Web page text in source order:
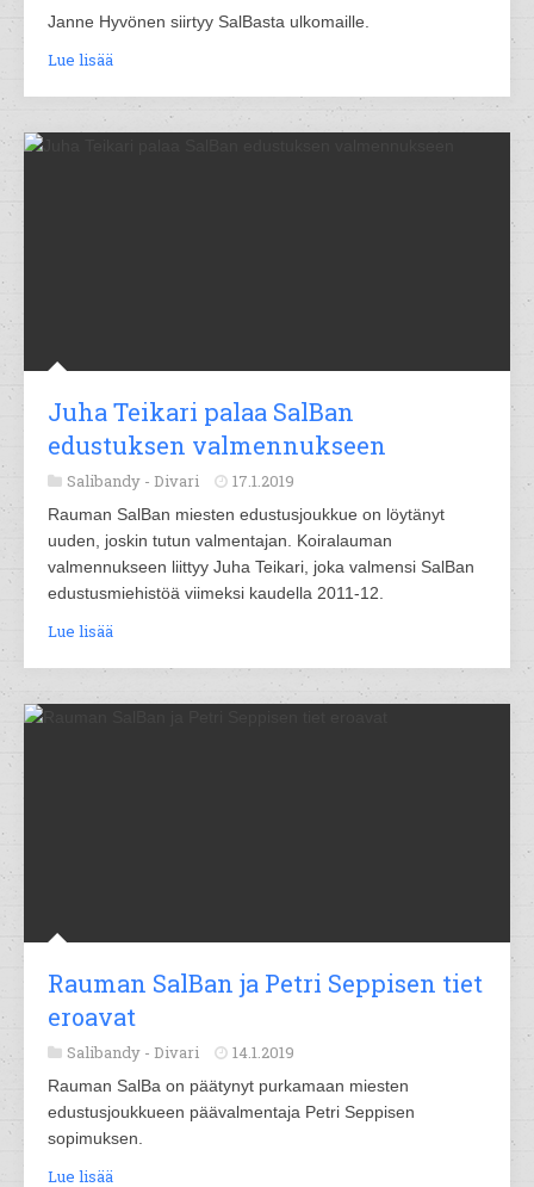
Janne Hyvönen siirtyy SalBasta ulkomaille.
Lue lisää
Juha Teikari palaa SalBan
edustuksen valmennukseen
Salibandy - Divari 17.1.2019
Rauman SalBan miesten edustusjoukkue on löytänyt
uuden, joskin tutun valmentajan. Koiralauman
valmennukseen liittyy Juha Teikari, joka valmensi SalBan
edustusmiehistöä viimeksi kaudella 2011-12.
Lue lisää
Rauman SalBan ja Petri Seppisen tiet
eroavat
Salibandy - Divari 14.1.2019
Rauman SalBa on päätynyt purkamaan miesten
edustusjoukkueen päävalmentaja Petri Seppisen
sopimuksen.
Lue lisää